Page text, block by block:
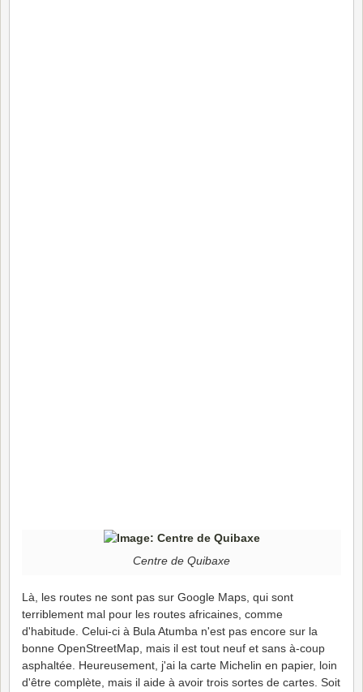
Centre de Quibaxe
Là, les routes ne sont pas sur Google Maps, qui sont
terriblement mal pour les routes africaines, comme
d'habitude. Celui-ci à Bula Atumba n'est pas encore sur la
bonne OpenStreetMap, mais il est tout neuf et sans à-coup
asphaltée. Heureusement, j'ai la carte Michelin en papier, loin
d'être complète, mais il aide à avoir trois sortes de cartes. Soit